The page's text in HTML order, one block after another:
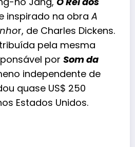
inspirado na obraA
r, de Charles Dickens.
pela mesma
por Som da
independente de
quase US$ 250
Estados Unidos.